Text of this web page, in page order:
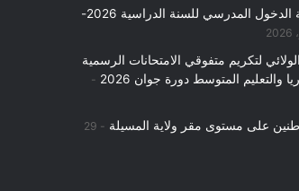
بلاغ حول رزنامة الدخول المدرسي للسنة الدراسية 2026-
لتكريم متفوقي الامتحانات الرسمية
والتعليم المتوسط دورة جوان 2026
على مستوى مقر ولاية المسيلة
29